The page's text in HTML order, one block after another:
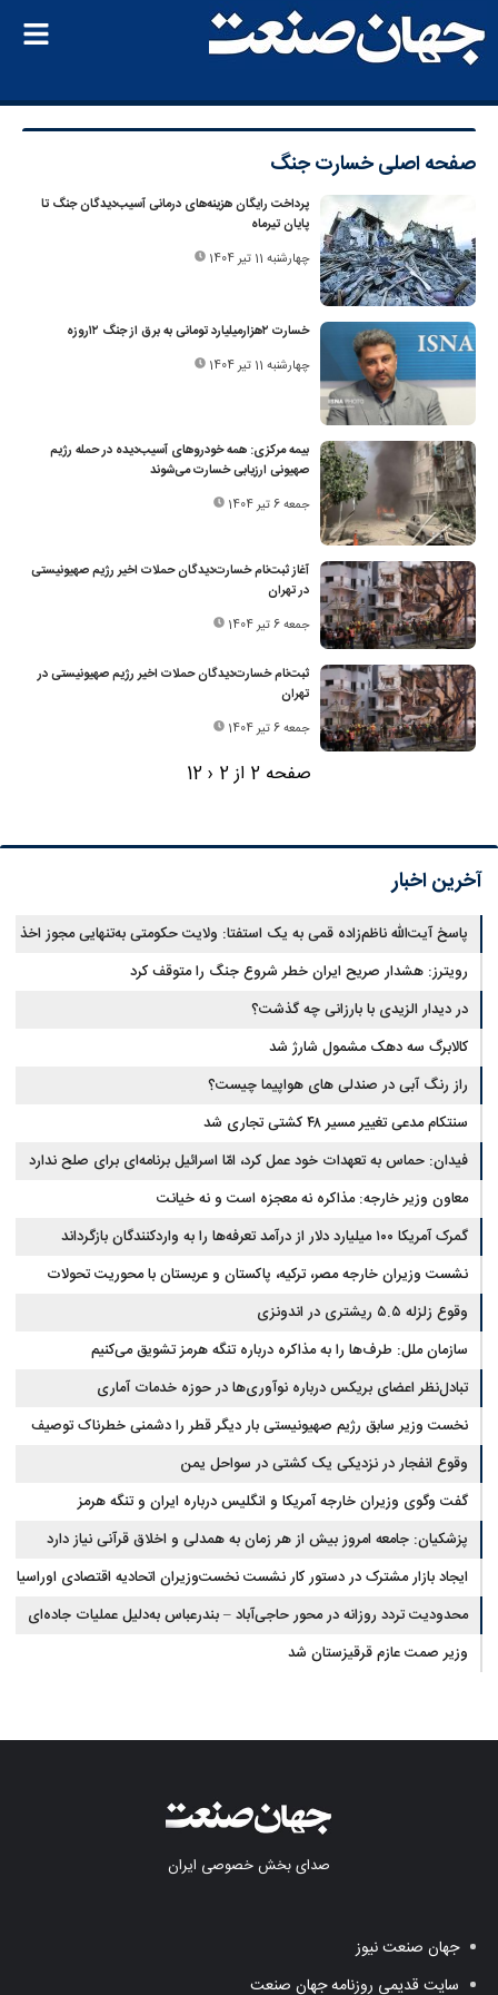
صفحه اصلیخسارت جنگ
پرداخت رایگان هزینه‌های درمانی آسیب‌دیدگان جنگ تا
پایان تیرماه
چهارشنبه 11 تیر 1404
خسارت ۲‌هزار‌میلیارد تومانی به برق از جنگ ۱۲روزه
چهارشنبه 11 تیر 1404
بیمه مرکزی: همه خودروهای آسیب‌دیده در حمله رژیم
صهیونی ارزیابی خسارت می‌شوند
جمعه 6 تیر 1404
آغاز ثبت‌نام خسارت‌دیدگان حملات اخیر رژیم صهیونیستی
در تهران
جمعه 6 تیر 1404
ثبت‌نام خسارت‌دیدگان حملات اخیر رژیم صهیونیستی در
تهران
جمعه 6 تیر 1404
صفحه 2 از 2 ‹
12
آخرین اخبار
پاسخ آیت‌الله ناظم‌زاده قمی به یک استفتا: ولایت حکومتی به‌تنهایی مجوز اخذ
وجوهات شرعیه نیست
رویترز: هشدار صریح ایران خطر شروع جنگ را متوقف کرد
در دیدار الزیدی با بارزانی چه گذشت؟
کالابرگ سه دهک مشمول شارژ شد
راز رنگ آبی در صندلی های هواپیما چیست؟
سنتکام مدعی تغییر مسیر ۴۸ کشتی تجاری شد
فیدان: حماس به تعهدات خود عمل کرد، امّا اسرائیل برنامه‌ای برای صلح ندارد
معاون وزیر خارجه: مذاکره نه معجزه است و نه خیانت
گمرک آمریکا ۱۰۰ میلیارد دلار از درآمد تعرفه‌ها را به واردکنندگان بازگرداند
نشست وزیران خارجه مصر، ترکیه، پاکستان و عربستان با محوریت تحولات
منطقه
وقوع زلزله ۵.۵ ریشتری در اندونزی
سازمان ملل: طرف‌ها را به مذاکره درباره تنگه هرمز تشویق می‌کنیم
تبادل‌نظر اعضای بریکس درباره نوآوری‌ها در حوزه خدمات آماری
نخست وزیر سابق رژیم صهیونیستی بار دیگر قطر را دشمنی خطرناک توصیف
کردوقوع انفجار در نزدیکی یک کشتی در سواحل یمن
گفت وگوی وزیران خارجه آمریکا و انگلیس درباره ایران و تنگه هرمز
پزشکیان: جامعه امروز بیش از هر زمان به همدلی و اخلاق قرآنی نیاز دارد
ایجاد بازار مشترک در دستور کار نشست نخست‌وزیران اتحادیه اقتصادی اوراسیا
محدودیت تردد روزانه در محور حاجی‌آباد – بندرعباس به‌دلیل عملیات جاده‌ای
وزیر صمت عازم قرقیزستان شد
صدای بخش خصوصی ایران
جهان صنعت نیوز
سایت قدیمی روزنامه جهان صنعت